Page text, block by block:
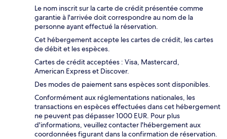
Le nom inscrit sur la carte de crédit présentée comme
garantie à l'arrivée doit correspondre au nom de la
personne ayant effectué la réservation.
Cet hébergement accepte les cartes de crédit, les cartes
de débit et les espèces.
Cartes de crédit acceptées : Visa, Mastercard,
American Express et Discover.
Des modes de paiement sans espèces sont disponibles.
Conformément aux réglementations nationales, les
transactions en espèces effectuées dans cet hébergement
ne peuvent pas dépasser 1000 EUR. Pour plus
d'informations, veuillez contacter l'hébergement aux
coordonnées figurant dans la confirmation de réservation.